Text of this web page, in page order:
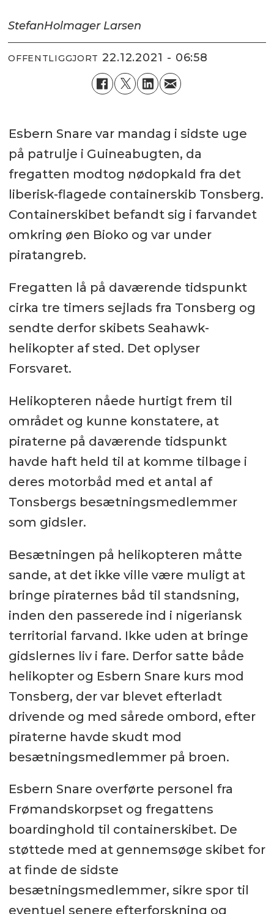
StefanHolmager Larsen
OFFENTLIGGJORT 22.12.2021 - 06:58
Esbern Snare var mandag i sidste uge
på patrulje i Guineabugten, da
fregatten modtog nødopkald fra det
liberisk-flagede containerskib Tonsberg.
Containerskibet befandt sig i farvandet
omkring øen Bioko og var under
piratangreb.
Fregatten lå på daværende tidspunkt
cirka tre timers sejlads fra Tonsberg og
sendte derfor skibets Seahawk-
helikopter af sted. Det oplyser
Forsvaret.
Helikopteren nåede hurtigt frem til
området og kunne konstatere, at
piraterne på daværende tidspunkt
havde haft held til at komme tilbage i
deres motorbåd med et antal af
Tonsbergs besætningsmedlemmer
som gidsler.
Besætningen på helikopteren måtte
sande, at det ikke ville være muligt at
bringe piraternes båd til standsning,
inden den passerede ind i nigeriansk
territorial farvand. Ikke uden at bringe
gidslernes liv i fare. Derfor satte både
helikopter og Esbern Snare kurs mod
Tonsberg, der var blevet efterladt
drivende og med sårede ombord, efter
piraterne havde skudt mod
besætningsmedlemmer på broen.
Esbern Snare overførte personel fra
Frømandskorpset og fregattens
boardinghold til containerskibet. De
støttede med at gennemsøge skibet for
at finde de sidste
besætningsmedlemmer, sikre spor til
eventuel senere efterforskning og